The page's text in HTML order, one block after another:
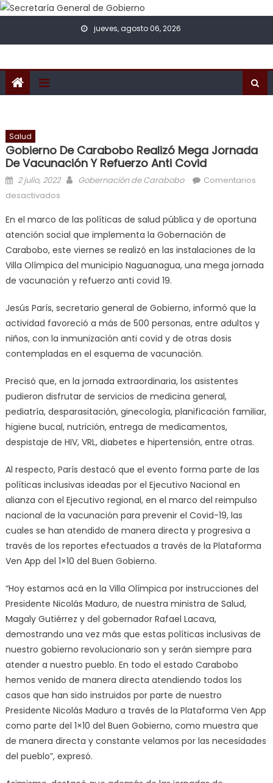
Skip to content
jueves, agosto 06, 2026
Salud
Gobierno De Carabobo Realizó Mega Jornada
De Vacunación Y Refuerzo Anti Covid
Posted on
2 julio, 2022 Author
Gobernación de Carabobo
Comentarios
desactivados
En el marco de las políticas de salud pública y de oportuna
atención social que implementa la Gobernación de
Carabobo, este viernes se realizó en las instalaciones de la
Villa Olímpica del municipio Naguanagua, una mega jornada
de vacunación y refuerzo anti covid 19.
Jesús París, secretario general de Gobierno, informó que la
actividad favoreció a más de 500 personas, entre adultos y
niños, con la inmunización anti covid y de otras dosis
contempladas en el esquema de vacunación.
Precisó que, en la jornada extraordinaria, los asistentes
pudieron disfrutar de servicios de medicina general,
pediatría, desparasitación, ginecología, planificación familiar,
higiene bucal, nutrición, entrega de medicamentos,
despistaje de HIV, VRL, diabetes e hipertensión, entre otras.
Al respecto, París destacó que el evento forma parte de las
políticas inclusivas ideadas por el Ejecutivo Nacional en
alianza con el Ejecutivo regional, en el marco del reimpulso
nacional de la vacunación para prevenir el Covid-19, las
cuales se han atendido de manera directa y progresiva a
través de los reportes efectuados a través de la Plataforma
Ven App del 1×10 del Buen Gobierno.
“Hoy estamos acá en la Villa Olímpica por instrucciones del
Presidente Nicolás Maduro, de nuestra ministra de Salud,
Magaly Gutiérrez y del gobernador Rafael Lacava,
demostrando una vez más que estas políticas inclusivas de
nuestro gobierno revolucionario son y serán siempre para
atender a nuestro pueblo. En todo el estado Carabobo
hemos venido de manera directa atendiendo todos los
casos que han sido instruidos por parte de nuestro
Presidente Nicolás Maduro a través de la Plataforma Ven App
como parte del 1×10 del Buen Gobierno, como muestra que
de manera directa y constante velamos por las necesidades
del pueblo”, expresó.